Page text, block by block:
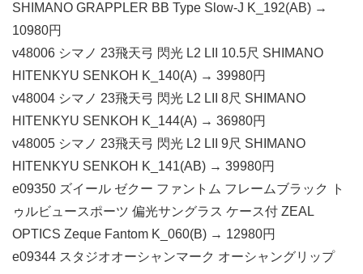
SHIMANO GRAPPLER BB Type Slow-J K_192(AB) →
10980円
v48006 シマノ 23飛天弓 閃光 L2 LII 10.5尺 SHIMANO
HITENKYU SENKOH K_140(A) → 39980円
v48004 シマノ 23飛天弓 閃光 L2 LII 8尺 SHIMANO
HITENKYU SENKOH K_144(A) → 36980円
v48005 シマノ 23飛天弓 閃光 L2 LII 9尺 SHIMANO
HITENKYU SENKOH K_141(AB) → 39980円
e09350 ズイール ゼクー ファントム フレームブラック ト
ゥルビュースポーツ 偏光サングラス ケース付 ZEAL
OPTICS Zeque Fantom K_060(B) → 12980円
e09344 スタジオオーシャンマーク オーシャングリップ